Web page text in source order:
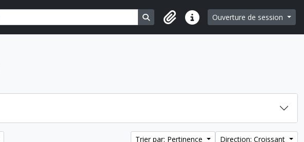
Search in browse page
Liens rapidesOuverture de session
Trier par: Pertinence Direction: Croissant